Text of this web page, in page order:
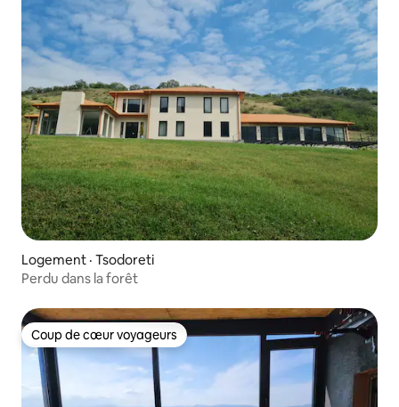
Logement · Tsodoreti
Perdu dans la forêt
Coup de cœur voyageurs
Coup de cœur voyageurs